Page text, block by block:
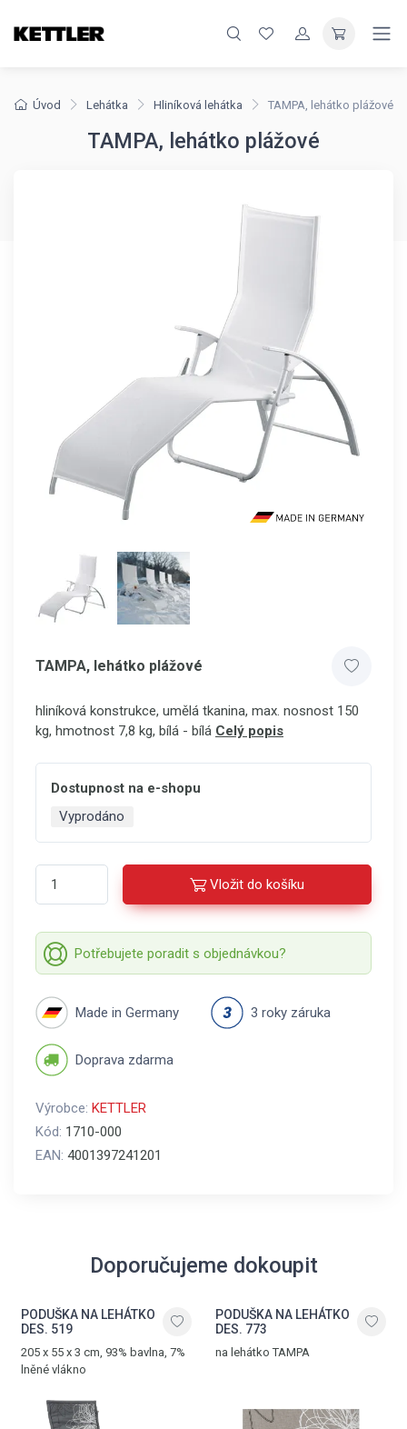
Úvod Lehátka Hliníková lehátka TAMPA, lehátko plážové
TAMPA, lehátko plážové
TAMPA, lehátko plážové
hliníková konstrukce, umělá tkanina, max. nosnost 150
kg, hmotnost 7,8 kg, bílá - bílá Celý popis
Dostupnost na e-shopu
Vyprodáno
Vložit do košíku
Potřebujete poradit s objednávkou?
Made in Germany 3 roky záruka
Doprava zdarma
Výrobce: KETTLER
Kód: 1710-000
EAN: 4001397241201
Doporučujeme dokoupit
PODUŠKA NA LEHÁTKO
DES. 519
205 x 55 x 3 cm, 93% bavlna, 7%
lněné vlákno
PODUŠKA NA LEHÁTKO
DES. 773
na lehátko TAMPA